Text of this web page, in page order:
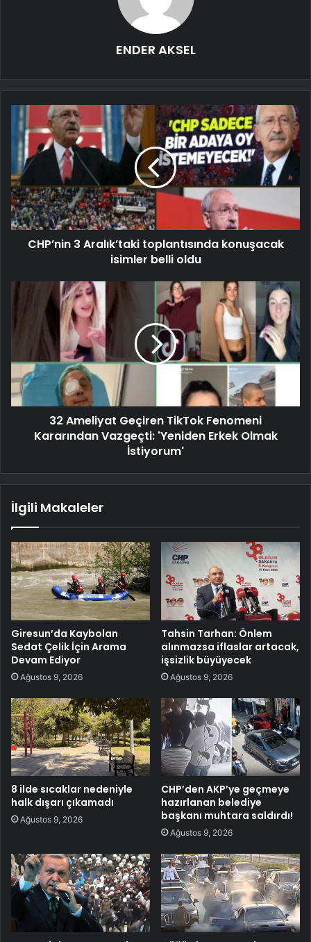
ENDER AKSEL
CHP’nin 3 Aralık’taki toplantısında konuşacak
isimler belli oldu
32 Ameliyat Geçiren TikTok Fenomeni
Kararından Vazgeçti: 'Yeniden Erkek Olmak
İstiyorum'
İlgili Makaleler
Giresun’da Kaybolan
Sedat Çelik İçin Arama
Devam Ediyor
Ağustos 9, 2026
Tahsin Tarhan: Önlem
alınmazsa iflaslar artacak,
işsizlik büyüyecek
Ağustos 9, 2026
8 ilde sıcaklar nedeniyle
halk dışarı çıkamadı
Ağustos 9, 2026
CHP’den AKP’ye geçmeye
hazırlanan belediye
başkanı muhtara saldırdı!
Ağustos 9, 2026